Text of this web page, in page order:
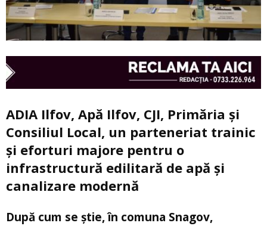
ADIA Ilfov, Apă Ilfov, CJI, Primăria și
Consiliul Local, un parteneriat trainic
și eforturi majore pentru o
infrastructură edilitară de apă și
canalizare modernă
După cum se știe, în comuna Snagov,